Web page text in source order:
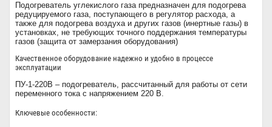
Подогреватель углекислого газа предназначен для подогрева
редуцируемого газа, поступающего в регулятор расхода, а
также для подогрева воздуха и других газов (инертные газы) в
установках, не требующих точного поддержания температуры
газов (защита от замерзания оборудования)
Качественное оборудование надежно и удобно в процессе
эксплуатации
ПУ-1-220В – подогреватель, рассчитанный для работы от сети
переменного тока с напряжением 220 В.
Ключевые особенности: